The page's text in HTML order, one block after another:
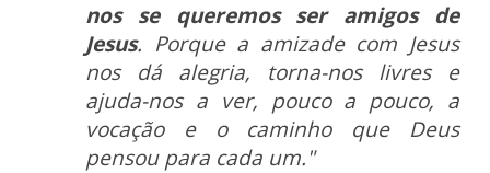
nos se queremos ser amigos de
Jesus. Porque a amizade com Jesus
nos dá alegria, torna-nos livres e
ajuda-nos a ver, pouco a pouco, a
vocação e o caminho que Deus
pensou para cada um."